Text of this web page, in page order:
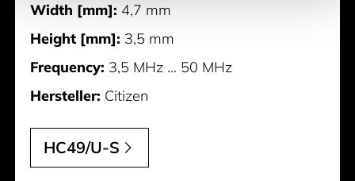
Width [mm]: 4,7 mm
Height [mm]: 3,5 mm
Frequency: 3,5 MHz ... 50 MHz
Hersteller: Citizen
HC49/U-S